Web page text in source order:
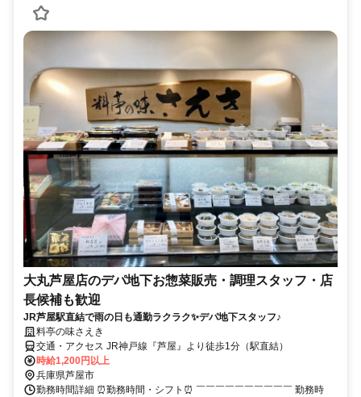
大丸芦屋店のデパ地下お惣菜販売・調理スタッフ・店
長候補も歓迎
JR芦屋駅直結で雨の日も通勤ラクラク✨デパ地下スタッフ♪
料亭の味さえき
交通・アクセス JR神戸線『芦屋』より徒歩1分（駅直結）
時給1,200円以上
兵庫県芦屋市
勤務時間詳細 ⏰勤務時間・シフト⏰ ￣￣￣￣￣￣￣￣￣￣ 勤務時